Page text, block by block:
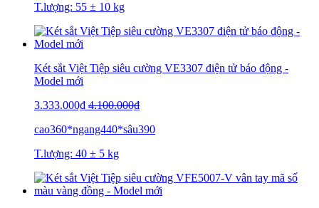
T.lượng: 55 ± 10 kg
Két sắt Việt Tiệp siêu cường VE3307 điện tử báo động -
Model mới
3.333.000₫ 4.100.000₫
cao360*ngang440*sâu390
T.lượng: 40 ± 5 kg